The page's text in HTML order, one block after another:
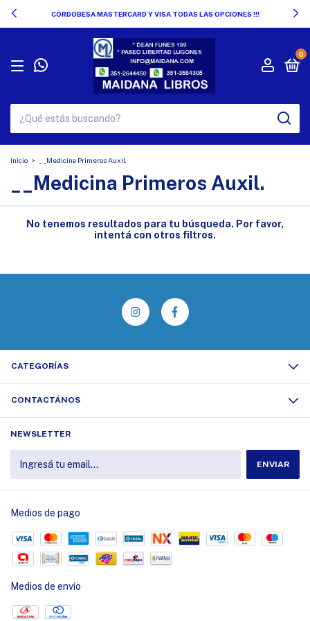
CORDOBESA MASTERCARD Y VISA TODAS LAS OPCIONES !!!
0
Inicio > __Medicina Primeros Auxil.
__Medicina Primeros Auxil.
No tenemos resultados para tu búsqueda. Por favor,
intentá con otros filtros.
CATEGORÍAS
CONTACTÁNOS
NEWSLETTER
Medios de pago
Medios de envío